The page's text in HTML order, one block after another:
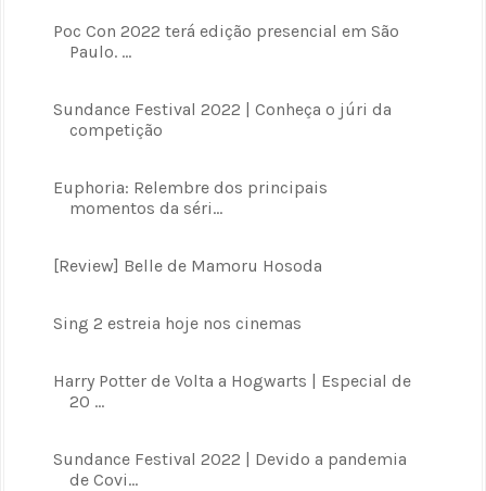
Poc Con 2022 terá edição presencial em São
Paulo. ...
Sundance Festival 2022 | Conheça o júri da
competição
Euphoria: Relembre dos principais
momentos da séri...
[Review] Belle de Mamoru Hosoda
Sing 2 estreia hoje nos cinemas
Harry Potter de Volta a Hogwarts | Especial de
20 ...
Sundance Festival 2022 | Devido a pandemia
de Covi...